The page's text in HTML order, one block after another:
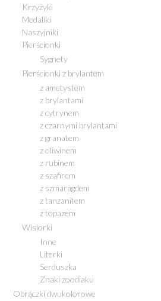
Krzyżyki
Medaliki
Naszyjniki
Pierścionki
Sygnety
Pierścionki z brylantem
z ametystem
z brylantami
z cytrynem
z czarnymi brylantami
z granatem
z oliwinem
z rubinem
z szafirem
z szmaragdem
z tanzanitem
z topazem
Wisiorki
Inne
Literki
Serduszka
Znaki zoodiaku
Obrączki dwukolorowe